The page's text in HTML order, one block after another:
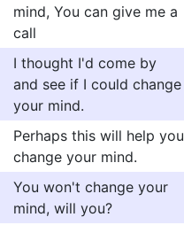
mind, You can give me a
call
I thought I'd come by
and see if I could change
your mind.
Perhaps this will help you
change your mind.
You won't change your
mind, will you?